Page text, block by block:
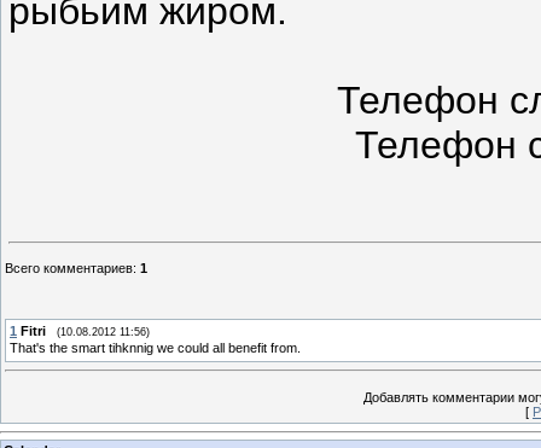
рыбьим жиром.
Телефон
Телефон
Всего комментариев: 1
1 Fitri (10.08.2012 11:56)
That's the smart tihknnig we could all benefit from.
Добавлять комментарии
[